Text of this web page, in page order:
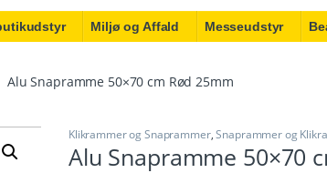
Miljø og Affald Messeudstyr
Alu Snapramme 50×70 cm Rød 25mm
Klikrammer og Snaprammer,Snaprammer og
Alu Snapramme 50×70